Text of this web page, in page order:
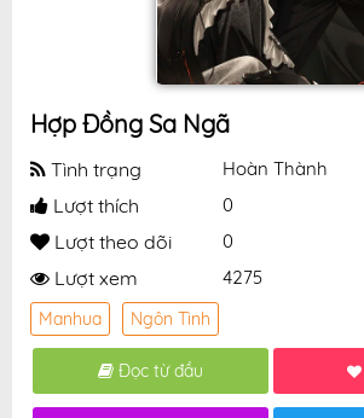
Hợp Đồng Sa Ngã
Tình trạng Hoàn Thành
Lượt thích 0
Lượt theo dõi 0
Lượt xem 4275
Manhua Ngôn Tình
Đọc từ đầu